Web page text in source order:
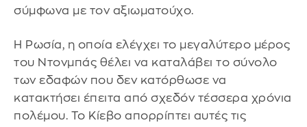
σύμφωνα με τον αξιωματούχο.
Η Ρωσία, η οποία ελέγχει το μεγαλύτερο μέρος
του Ντονμπάς θέλει να καταλάβει το σύνολο
των εδαφών που δεν κατόρθωσε να
κατακτήσει έπειτα από σχεδόν τέσσερα χρόνια
πολέμου. Το Κίεβο απορρίπτει αυτές τις